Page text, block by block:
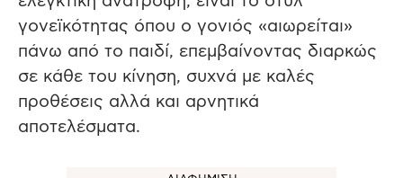
γονεϊκότητας όπου ο γονιός «αιωρείται»
πάνω από το παιδί, επεμβαίνοντας διαρκώς
σε κάθε του κίνηση, συχνά με καλές
προθέσεις αλλά και αρνητικά
αποτελέσματα.